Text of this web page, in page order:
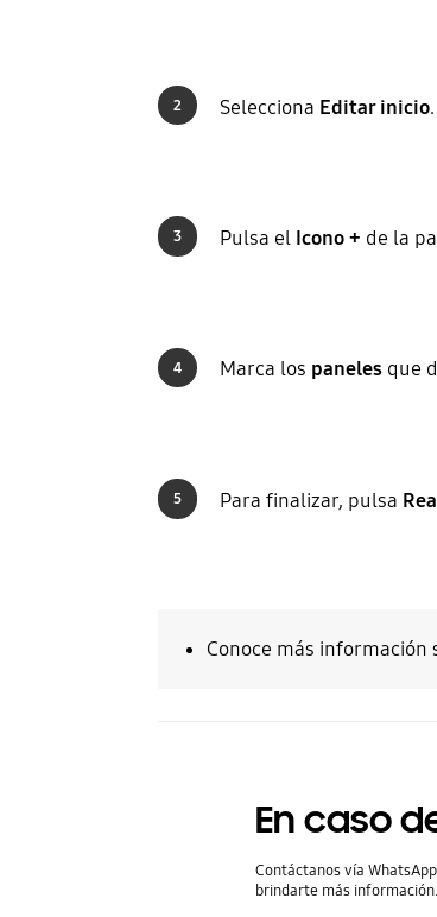
2 Selecciona Editar inicio.
3 Pulsa el Icono + de la
4 Marca los panelesque
5 Para finalizar, pulsa
Conoce más información
En caso
Contáctanos vía
brindarte más información.